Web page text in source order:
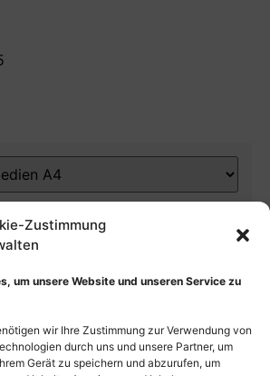
Zustimmung
um unsere Website und unseren Service zu
wir Ihre Zustimmung zur Verwendung von
durch uns und unsere Partner, um
Gerät zu speichern und abzurufen, um